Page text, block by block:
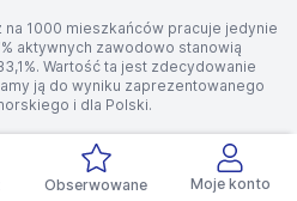
Obserwowane Moje konto
1000 mieszkańców pracuje jedynie
aktywnych zawodowo stanowią
Wartość ta jest zdecydowanie
ją do wyniku zaprezentowanego
i dla Polski.
przeciętne miesięczne wynagrodzenie
Główny Urząd Statystyczny w
ta jest dość obiecująca,